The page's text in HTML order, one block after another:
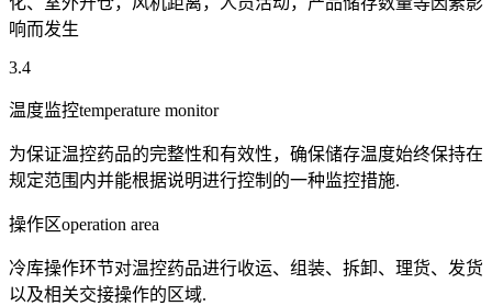
响而发生
3.4
温度监控temperature monitor
为保证温控药品的完整性和有效性，确保储存温度始终保持在
规定范围内并能根据说明进行控制的一种监控措施.
操作区operation area
冷库操作环节对温控药品进行收运、组装、拆卸、理货、发货
以及相关交接操作的区域.